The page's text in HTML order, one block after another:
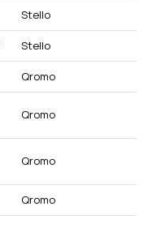
Stello
Stello
Qromo
Qromo
Qromo
Qromo